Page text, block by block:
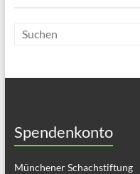
Spendenkonto
Münchener Schachstiftung